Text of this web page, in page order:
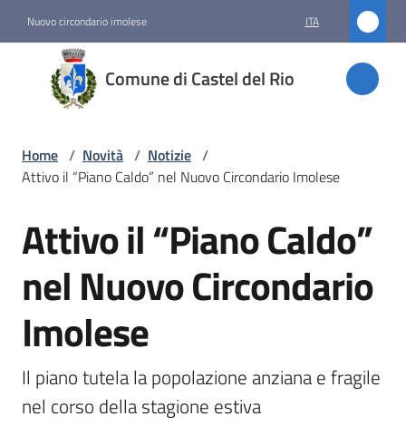
Nuovo circondario imolese ITA
Comune di Castel del Rio
Comune
di
Castel
Amministrazione
Novità
Menu selezionato
Servizi
Vivere
Castel
Home / Novità / Notizie /
Attivo il “Piano Caldo” nel Nuovo Circondario Imolese
Salta al contenuto
Attivo il “Piano Caldo”
nel Nuovo Circondario
Imolese
Il piano tutela la popolazione anziana e fragile
nel corso della stagione estiva